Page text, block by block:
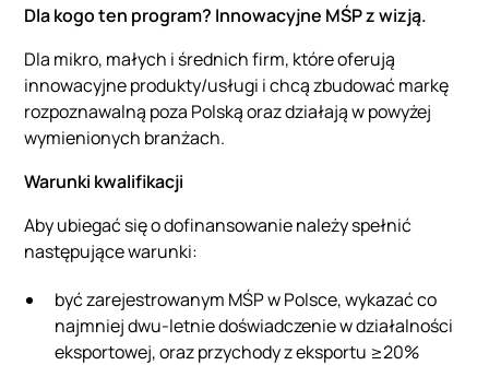
Dla kogo ten program? Innowacyjne MŚP z wizją.
Dla mikro, małych i średnich firm, które oferują
innowacyjne produkty/usługi i chcą zbudować markę
rozpoznawalną poza Polską oraz działają w powyżej
wymienionych branżach.
Warunki kwalifikacji
Aby ubiegać się o dofinansowanie należy spełnić
następujące warunki:
być zarejestrowanym MŚP w Polsce, wykazać co
najmniej dwu-letnie doświadczenie w działalności
eksportowej, oraz przychody z eksportu ≥20%